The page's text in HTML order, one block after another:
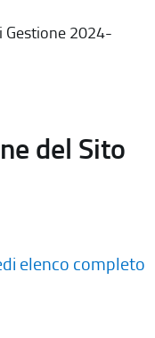
Gestione 2024-
del Sito
elenco completo